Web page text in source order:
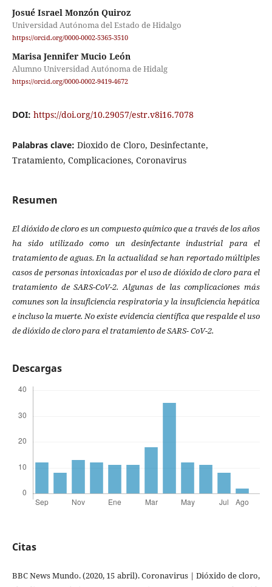
Josué Israel Monzón Quiroz
Universidad Autónoma del Estado de Hidalgo
https://orcid.org/0000-0002-5365-3510
Marisa Jennifer Mucio León
Alumno Universidad Autónoma de Hidalg
https://orcid.org/0000-0002-9419-4672
DOI: https://doi.org/10.29057/estr.v8i16.7078
Palabras clave: Dioxido de Cloro, Desinfectante,
Tratamiento, Complicaciones, Coronavirus
Resumen
El dióxido de cloro es un compuesto químico que a través de los años
ha sido utilizado como un desinfectante industrial para el
tratamiento de aguas. En la actualidad se han reportado múltiples
casos de personas intoxicadas por el uso de dióxido de cloro para el
tratamiento de SARS-CoV-2. Algunas de las complicaciones más
comunes son la insuficiencia respiratoria y la insuficiencia hepática
e incluso la muerte. No existe evidencia científica que respalde el uso
de dióxido de cloro para el tratamiento de SARS- CoV-2.
Descargas
Citas
BBC News Mundo. (2020, 15 abril). Coronavirus | Dióxido de cloro,